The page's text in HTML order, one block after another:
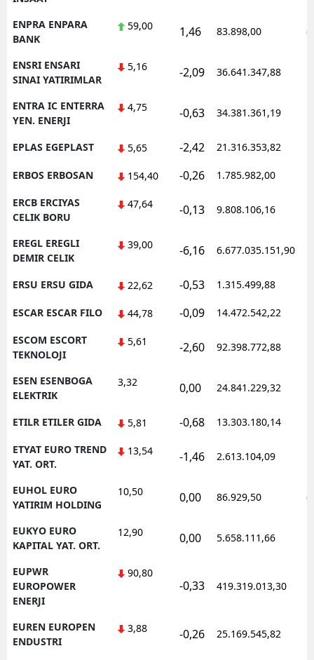
ENPRA ENPARA
BANK
59,00 1,46 83.898,00
ENSRI ENSARI
SINAI YATIRIMLAR
5,16 -2,09 36.641.347,88
ENTRA IC ENTERRA
YEN. ENERJI
4,75 -0,63 34.381.361,19
EPLAS EGEPLAST 5,65 -2,42 21.316.353,82
ERBOS ERBOSAN 154,40 -0,26 1.785.982,00
ERCB ERCIYAS
CELIK BORU
47,64 -0,13 9.808.106,16
EREGL EREGLI
DEMIR CELIK
39,00 -6,16 6.677.035.151,90
ERSU ERSU GIDA 22,62 -0,53 1.315.499,88
ESCAR ESCAR FILO 44,78 -0,09 14.472.542,22
ESCOM ESCORT
TEKNOLOJI
5,61 -2,60 92.398.772,88
ESEN ESENBOGA
ELEKTRIK
3,32 0,00 24.841.229,32
ETILR ETILER GIDA 5,81 -0,68 13.303.180,14
ETYAT EURO TREND
YAT. ORT.
13,54 -1,46 2.613.104,09
EUHOL EURO
YATIRIM HOLDING
10,50 0,00 86.929,50
EUKYO EURO
KAPITAL YAT. ORT.
12,90 0,00 5.658.111,66
EUPWR
EUROPOWER
ENERJI
90,80
-0,33 419.319.013,30
EUREN EUROPEN
ENDUSTRI
3,88 -0,26 25.169.545,82